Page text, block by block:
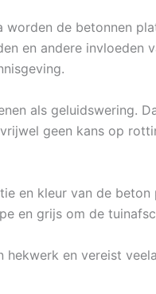
de betonnen
en andere invloeden
als geluidswering.
geen kans op
en kleur van de
en grijs om de
en vereist